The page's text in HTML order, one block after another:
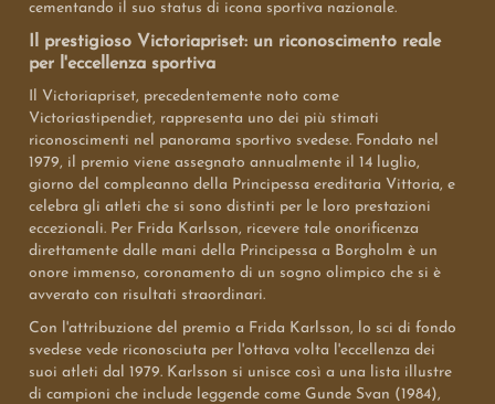
cementando il suo status di icona sportiva nazionale.
Il prestigioso Victoriapriset: un riconoscimento reale
per l'eccellenza sportiva
Il Victoriapriset, precedentemente noto come
Victoriastipendiet, rappresenta uno dei più stimati
riconoscimenti nel panorama sportivo svedese. Fondato nel
1979, il premio viene assegnato annualmente il 14 luglio,
giorno del compleanno della Principessa ereditaria Vittoria, e
celebra gli atleti che si sono distinti per le loro prestazioni
eccezionali. Per Frida Karlsson, ricevere tale onorificenza
direttamente dalle mani della Principessa a Borgholm è un
onore immenso, coronamento di un sogno olimpico che si è
avverato con risultati straordinari.
Con l'attribuzione del premio a Frida Karlsson, lo sci di fondo
svedese vede riconosciuta per l'ottava volta l'eccellenza dei
suoi atleti dal 1979. Karlsson si unisce così a una lista illustre
di campioni che include leggende come Gunde Svan (1984),